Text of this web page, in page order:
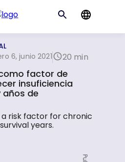
6, junio 2021
20 min
factor de
insuficiencia
años de
risk factor for chronic
years.